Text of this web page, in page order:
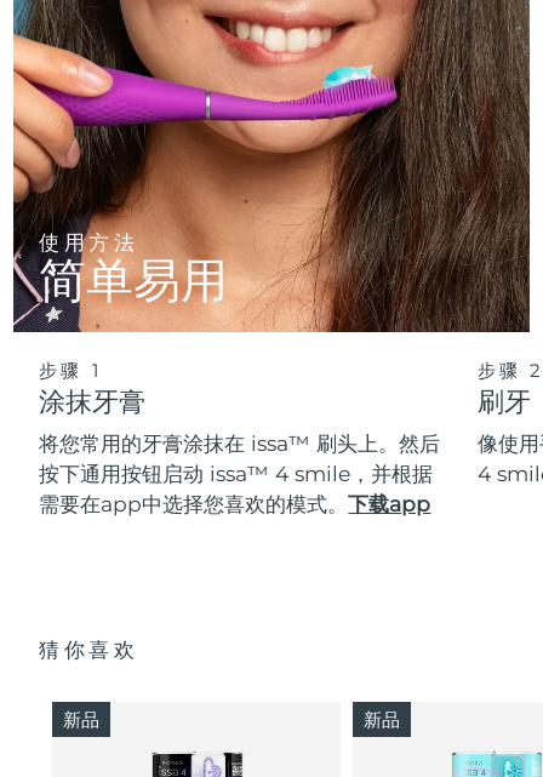
使用方法
简单易用
步骤 1
涂抹牙膏
将您常用的牙膏涂抹在 issa™ 刷头上。然后
按下通用按钮启动 issa™ 4 smile，并根据
需要在app中选择您喜欢的模式。下载app
步骤
刷牙
像使
4
猜你喜欢
新品 新品